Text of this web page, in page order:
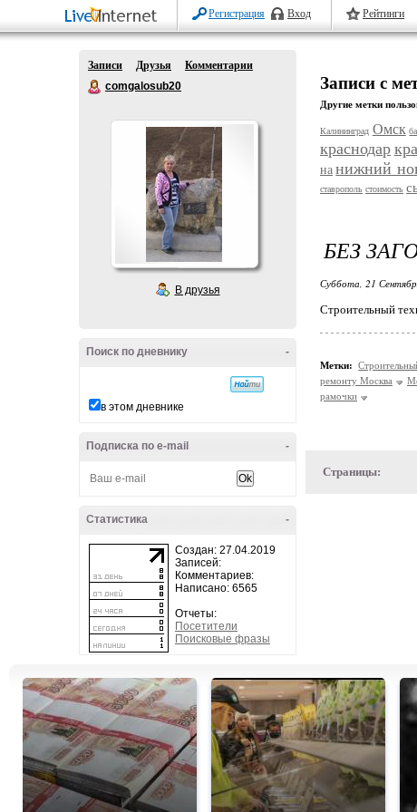
Регистрация Вход Рейтинги
Записи Друзья
Комментарии
comgalosub20
В друзья
-
Поиск по дневнику
в этом дневнике
-
Подписка по e-mail
-
Статистика
Создан: 27.04.2019
Записей:
Комментариев:
Написано: 6565
Отчеты:
Посетители
Поисковые фразы
Записи с
Другие метки
Калининград Омск
краснодар
на нижний
ставрополь стоимость
БЕЗ
Суббота, 21
Строительный
Метки:
ремонту Москва
рамочки
Страницы: